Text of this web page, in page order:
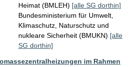
Heimat (BMLEH) [alle SG dorthin]
Bundesministerium für Umwelt,
Klimaschutz, Naturschutz und
nukleare Sicherheit (BMUKN) [alle
SG dorthin]
im Rahmen